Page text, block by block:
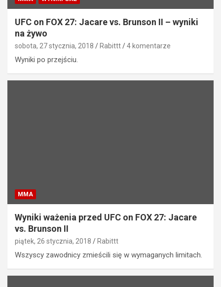
UFC on FOX 27: Jacare vs. Brunson II – wyniki
na żywo
sobota, 27 stycznia, 2018 Rabittt 4 komentarze
Wyniki po przejściu.
MMA
Wyniki ważenia przed UFC on FOX 27: Jacare
vs. Brunson II
piątek, 26 stycznia, 2018 Rabittt
Wszyscy zawodnicy zmieścili się w wymaganych limitach.